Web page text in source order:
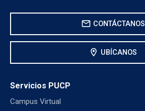
mail CONTÁCTANOS
location_on UBÍCANOS
Servicios PUCP
Campus Virtual